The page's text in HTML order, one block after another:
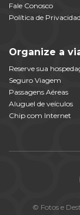
Fale Conosco
Política de
Organize a
Reserve sua
Seguro Viagem
Passagens Aéreas
Aluguel de veículos
Chip com Internet
© Fotos e